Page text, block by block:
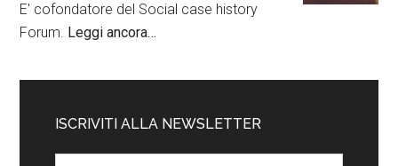
E' cofondatore del Social case history
Forum. Leggi ancora…
ISCRIVITI ALLA NEWSLETTER